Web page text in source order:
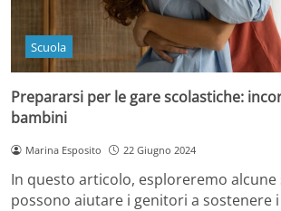
Scuola
Prepararsi per le gare scolastiche:
bambini
Marina Esposito 22 Giugno 2024
In questo articolo, esploreremo alcune
possono aiutare i genitori a sostenere